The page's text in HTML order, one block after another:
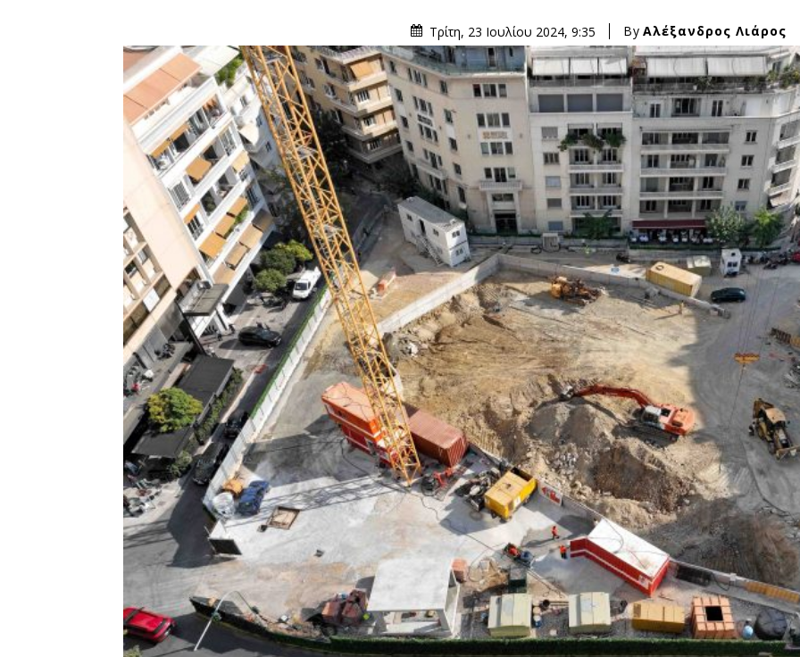
Τρίτη, 23 Ιουλίου 2024, 9:35 By Αλέξανδρος Λιάρος